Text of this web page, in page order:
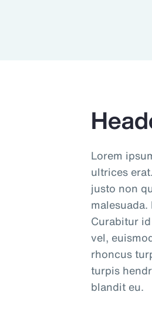
Lorem
ultrices
justo non
Curabitur
vel,
rhoncus
turpis
blandit eu.